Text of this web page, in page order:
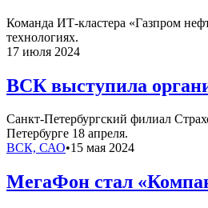
Команда ИТ-кластера «Газпром
технологиях.
17 июля 2024
ВСК выступила
Санкт-Петербургский филиал
Петербурге 18 апреля.
ВСК, САО•15 мая 2024
МегаФон стал